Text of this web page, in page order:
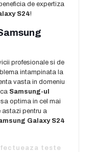
de expertiza
S24!
profesionale si de
intampinata la
vasta in domeniu
Samsung-ul
optima in cel mai
pentru a
Galaxy S24
teste